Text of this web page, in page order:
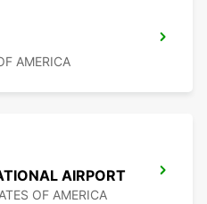
AMERICA
AIRPORT
OF AMERICA